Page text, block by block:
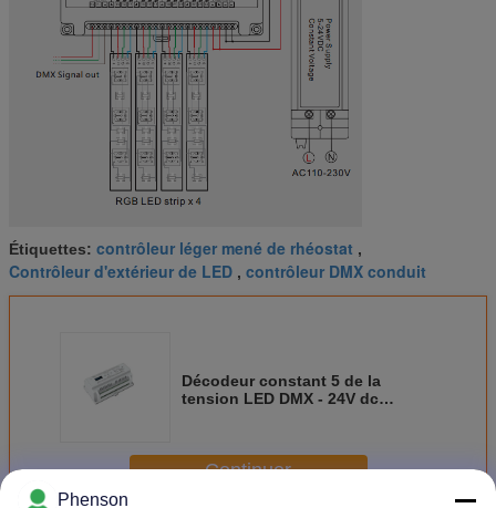
Étiquettes: contrôleur léger mené de rhéostat ,
Contrôleur d'extérieur de LED , contrôleur DMX conduit
Décodeur constant 5 de la
tension LED DMX - 24V dc
Continuer
Phenson